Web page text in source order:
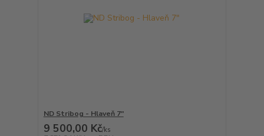
ND Stribog - Hlaveň 7"
9 500,00 Kč/ks